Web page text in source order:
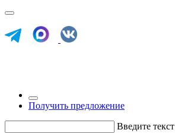
Получить предложение
Введите текст